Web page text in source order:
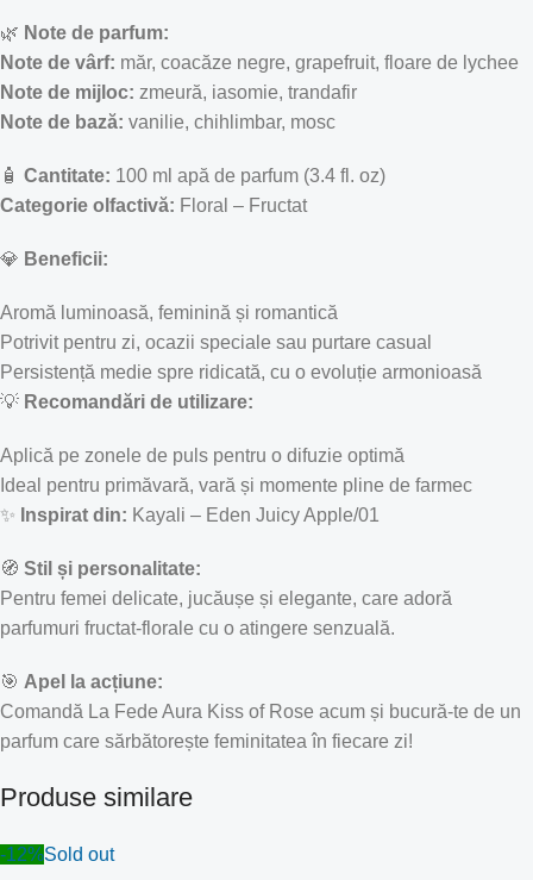
🌿 Note de parfum:
Note de vârf: măr, coacăze negre, grapefruit, floare de lychee
Note de mijloc: zmeură, iasomie, trandafir
Note de bază: vanilie, chihlimbar, mosc
🧴 Cantitate: 100 ml apă de parfum (3.4 fl. oz)
Categorie olfactivă: Floral – Fructat
💎 Beneficii:
Aromă luminoasă, feminină și romantică
Potrivit pentru zi, ocazii speciale sau purtare casual
Persistență medie spre ridicată, cu o evoluție armonioasă
💡 Recomandări de utilizare:
Aplică pe zonele de puls pentru o difuzie optimă
Ideal pentru primăvară, vară și momente pline de farmec
✨ Inspirat din: Kayali – Eden Juicy Apple/01
🧭 Stil și personalitate:
Pentru femei delicate, jucăușe și elegante, care adoră
parfumuri fructat-florale cu o atingere senzuală.
🎯 Apel la acțiune:
Comandă La Fede Aura Kiss of Rose acum și bucură-te de un
parfum care sărbătorește feminitatea în fiecare zi!
Produse similare
-12%Sold out